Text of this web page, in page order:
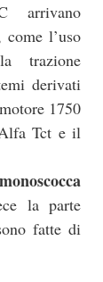
arrivano
come l’uso
trazione
derivati
1750
Tct e il
monoscocca
la parte
fatte di